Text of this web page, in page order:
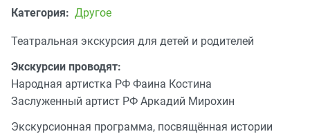
Категория: Другое
Театральная экскурсия для детей и родителей
Экскурсии проводят:
Народная артистка РФ Фаина Костина
Заслуженный артист РФ Аркадий Мирохин
Экскурсионная программа, посвящённая истории